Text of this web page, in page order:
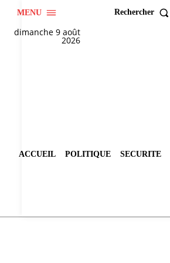
MENU Rechercher
dimanche 9 août
2026
ACCUEIL POLITIQUE SECURITE